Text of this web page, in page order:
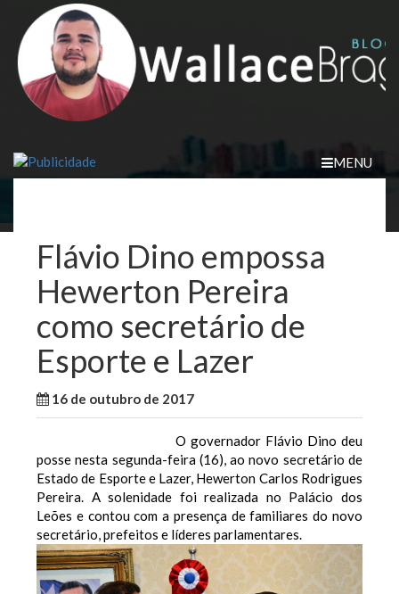
content
MENU
Flávio Dino empossa
Hewerton Pereira
como secretário de
Esporte e Lazer
16 de outubro de 2017
O governador Flávio Dino deu
posse nesta segunda-feira (16), ao novo secretário de
Estado de Esporte e Lazer, Hewerton Carlos Rodrigues
Pereira. A solenidade foi realizada no Palácio dos
Leões e contou com a presença de familiares do novo
secretário, prefeitos e líderes parlamentares.